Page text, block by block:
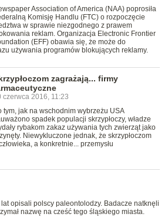
Association of America (NAA) poprosiła
Komisję Handlu (FTC) o rozpoczęcie
w sprawie niezgodnego z prawem
reklam. Organizacja Electronic Frontier
(EFF) obawia się, że może do
używania programów blokujących reklamy.
zagrażają... firmy
czerwca 2016, 11:23
tym, jak na wschodnim wybrzeżu USA
spadek populacji skrzypłoczy, władze
rybakom zakaz używania tych zwierząt jako
Niewykluczone jednak, że skrzypłoczom
a konkretnie... przemysłu
opisali polscy paleontolodzy. Badacze natknęli
nazwę na cześć tego śląskiego miasta.